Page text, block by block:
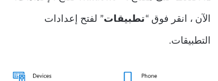
الآن ، انقر فوق “ تطبيقات” لفتح إعدادات
التطبيقات.